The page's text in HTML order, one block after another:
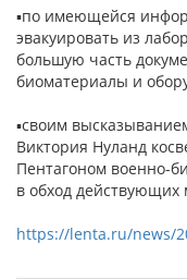
▪по имеющейся
эвакуировать из
большую часть
биоматериалы и
▪своим
Виктория Нуланд
Пентагоном военно-
в обход действующих
https://lenta.ru/news/